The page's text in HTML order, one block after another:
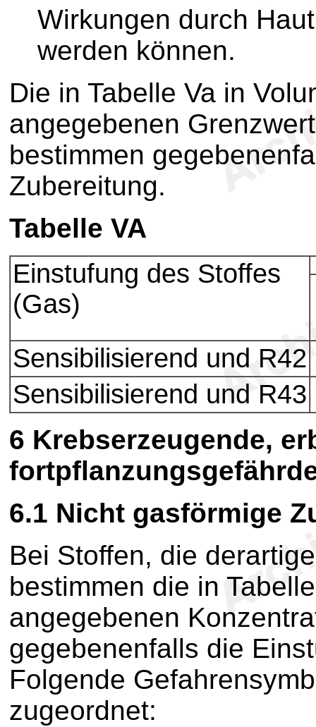
Wirkungen durch
werden können.
Die in Tabelle Va in
angegebenen
bestimmen
Zubereitung.
Tabelle VA
Einstufung des Stoffes
(Gas)
Sensibilisierend und R42
Sensibilisierend und R43
6 Krebserzeugende,
6.1 Nicht gasförmige
Bei Stoffen, die
bestimmen die in
angegebenen
gegebenenfalls die
Folgende
zugeordnet: